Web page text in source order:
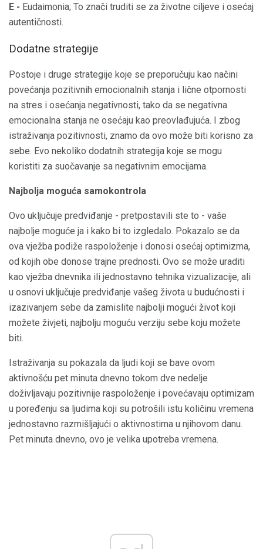
E - Eudaimonia; To znači truditi se za životne ciljeve i osećaj
autentičnosti.
Dodatne strategije
Postoje i druge strategije koje se preporučuju kao načini
povećanja pozitivnih emocionalnih stanja i lične otpornosti
na stres i osećanja negativnosti, tako da se negativna
emocionalna stanja ne osećaju kao preovlađujuća. I zbog
istraživanja pozitivnosti, znamo da ovo može biti korisno za
sebe. Evo nekoliko dodatnih strategija koje se mogu
koristiti za suočavanje sa negativnim emocijama.
Najbolja moguća samokontrola
Ovo uključuje predviđanje - pretpostavili ste to - vaše
najbolje moguće ja i kako bi to izgledalo. Pokazalo se da
ova vježba podiže raspoloženje i donosi osećaj optimizma,
od kojih obe donose trajne prednosti. Ovo se može uraditi
kao vježba dnevnika ili jednostavno tehnika vizualizacije, ali
u osnovi uključuje predviđanje vašeg života u budućnosti i
izazivanjem sebe da zamislite najbolji mogući život koji
možete živjeti, najbolju moguću verziju sebe koju možete
biti.
Istraživanja su pokazala da ljudi koji se bave ovom
aktivnošću pet minuta dnevno tokom dve nedelje
doživljavaju pozitivnije raspoloženje i povećavaju optimizam
u poređenju sa ljudima koji su potrošili istu količinu vremena
jednostavno razmišljajući o aktivnostima u njihovom danu.
Pet minuta dnevno, ovo je velika upotreba vremena.